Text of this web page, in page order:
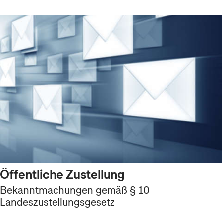
Öffentliche Zustellung
Bekanntmachungen gemäß § 10
Landeszustellungsgesetz